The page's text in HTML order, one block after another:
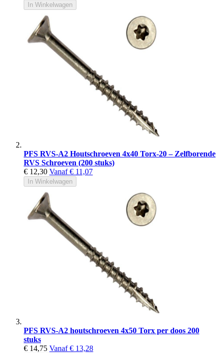
In Winkelwagen
PFS RVS-A2 Houtschroeven 4x40 Torx-20 – Zelfborende
RVS Schroeven (200 stuks)
€ 12,30 Vanaf € 11,07
In Winkelwagen
PFS RVS-A2 houtschroeven 4x50 Torx per doos 200
stuks
€ 14,75 Vanaf € 13,28